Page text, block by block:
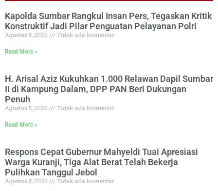
Kapolda Sumbar Rangkul Insan Pers, Tegaskan Kritik
Konstruktif Jadi Pilar Penguatan Pelayanan Polri
Agustus 5, 2026 Tidak ada komentar
Read More »
H. Arisal Aziz Kukuhkan 1.000 Relawan Dapil Sumbar
II di Kampung Dalam, DPP PAN Beri Dukungan
Penuh
Agustus 5, 2026 Tidak ada komentar
Read More »
Respons Cepat Gubernur Mahyeldi Tuai Apresiasi
Warga Kuranji, Tiga Alat Berat Telah Bekerja
Pulihkan Tanggul Jebol
Agustus 5, 2026 Tidak ada komentar